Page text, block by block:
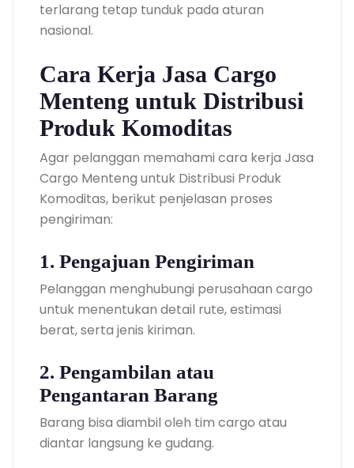
terlarang tetap tunduk pada aturan
nasional.
Cara Kerja Jasa Cargo
Menteng untuk Distribusi
Produk Komoditas
Agar pelanggan memahami cara kerja Jasa
Cargo Menteng untuk Distribusi Produk
Komoditas, berikut penjelasan proses
pengiriman:
1. Pengajuan Pengiriman
Pelanggan menghubungi perusahaan cargo
untuk menentukan detail rute, estimasi
berat, serta jenis kiriman.
2. Pengambilan atau
Pengantaran Barang
Barang bisa diambil oleh tim cargo atau
diantar langsung ke gudang.